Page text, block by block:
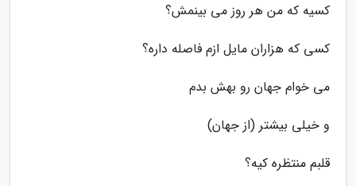
کسیه که من هر روز می بینمش؟
کسی که هزاران مایل ازم فاصله داره؟
می خوام جهان رو بهش بدم
و خیلی بیشتر (از جهان)
قلبم منتظره کیه؟